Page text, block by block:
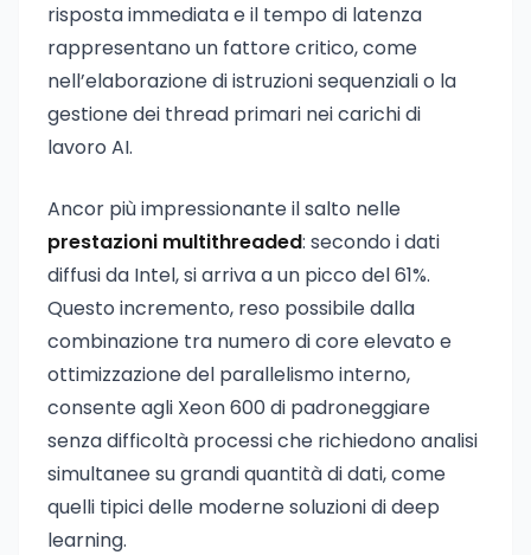
risposta immediata e il tempo di latenza
rappresentano un fattore critico, come
nell’elaborazione di istruzioni sequenziali o la
gestione dei thread primari nei carichi di
lavoro AI.
Ancor più impressionante il salto nelle
prestazioni multithreaded: secondo i dati
diffusi da Intel, si arriva a un picco del 61%.
Questo incremento, reso possibile dalla
combinazione tra numero di core elevato e
ottimizzazione del parallelismo interno,
consente agli Xeon 600 di padroneggiare
senza difficoltà processi che richiedono analisi
simultanee su grandi quantità di dati, come
quelli tipici delle moderne soluzioni di deep
learning.